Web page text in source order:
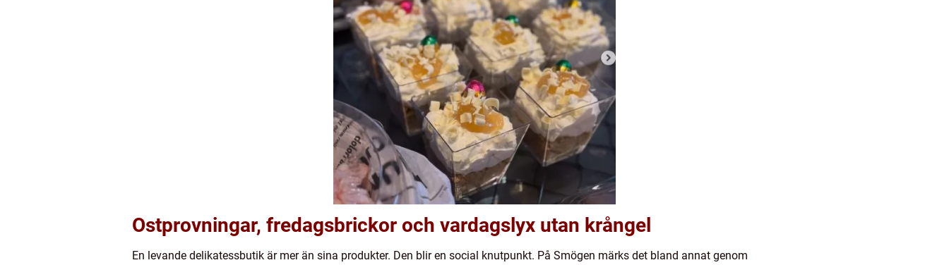
Ostprovningar, fredagsbrickor och vardagslyx utan krångel
En levande delikatessbutik är mer än sina produkter. Den blir en social knutpunkt. På Smögen märks det bland annat genom